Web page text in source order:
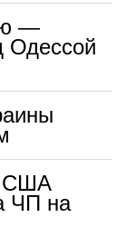
—
Одессой
США
ЧП на